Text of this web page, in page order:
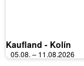
Kaufland - Kolín
05.08. – 11.08.2026